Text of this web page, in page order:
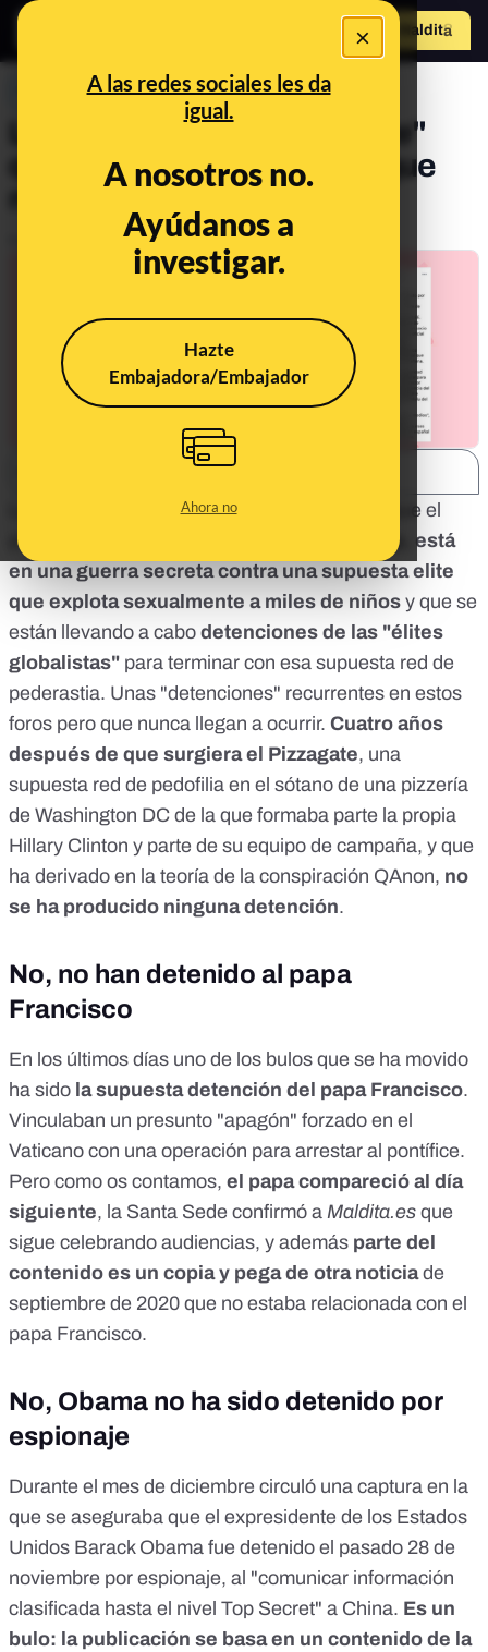
×
A las redes sociales les da
igual.
A nosotros no.
Ayúdanos a
investigar.
Hazte
Embajadora/Embajador
Ahora no
Hazte Maldito
PREBUNKING
Las "detenciones de la élite"
que iba a realizar Trump y que
nunca ocurrieron
Jan 20, 2021, 6:34:46 PM
La teoría de la conspiración QAnon asegura que el
presidente de Estados Unidos, Donald
Trump, está
en una guerra secreta contra una supuesta elite
que explota sexualmente a miles de niños y que se
están llevando a cabo detenciones de las "élites
globalistas" para terminar con esa supuesta red de
pederastia. Unas "detenciones" recurrentes en estos
foros pero que nunca llegan a ocurrir. Cuatro años
después de que surgiera el Pizzagate, una
supuesta red de pedofilia en el sótano de una pizzería
de Washington DC de la que formaba parte la propia
Hillary Clinton y parte de su equipo de campaña, y que
ha derivado en la teoría de la conspiración QAnon, no
se ha producido ninguna detención.
No, no han detenido al papa
Francisco
En los últimos días uno de los bulos que se ha movido
ha sido lasupuesta detención del papa Francisco.
Vinculaban un presunto "apagón" forzado en el
Vaticano con una operación para arrestar al pontífice.
Pero como os contamos, el papa compareció al día
siguiente, la Santa Sede confirmó a Maldita.es que
sigue celebrando audiencias, y además parte del
contenido es un copia y pega de otra noticiade
septiembre de 2020 que no estaba relacionada con el
papa Francisco.
No, Obama no ha sido detenido por
espionaje
Durante el mes de diciembre circuló una captura en la
que se aseguraba que el expresidente de los Estados
Unidos Barack Obama fue detenido el pasado 28 de
noviembre por espionaje, al "comunicar información
clasificada hasta el nivel Top Secret" a China. Es un
bulo: la publicación se basa en un contenido de la